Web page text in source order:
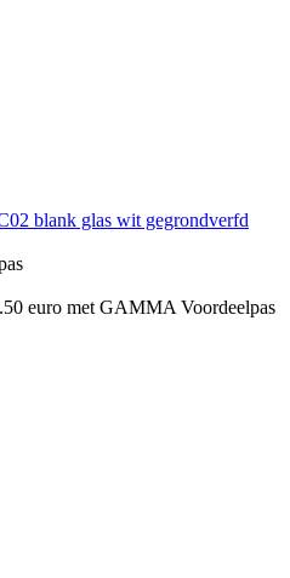
blank glas wit gegrondverfd
euro met GAMMA Voordeelpas